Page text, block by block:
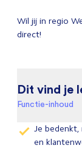
Wil jij in regio
direct!
Dit vind je
Functie-inhoud
Je bedenkt,
en